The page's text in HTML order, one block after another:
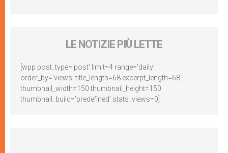
LE NOTIZIE PIÙ LETTE
[wpp post_type='post' limit=4 range='daily'
order_by='views' title_length=68 excerpt_length=68
thumbnail_width=150 thumbnail_height=150
thumbnail_build='predefined' stats_views=0]